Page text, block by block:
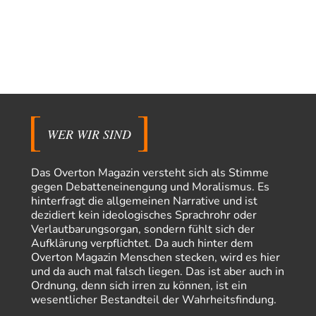
statt Kaffeefahrten in die Lüneburger Heide bald Einschiffungen ab
Ostende zur Abfüllung mit Whiksy samt…
Stefan M
Masseninvasion von Ceuta: Ein organisierter Angriff
Ja ja, das ist der Fluch der schönen neuen Smartphone-Zeit. Einer ruft und
Zehntausende dackeln…
Adel verpflichtetvor 16 Stunden zu:
»Der freie Wille ist ein Mythos«
Vielen Dank, hatte ich nicht auf dem Schirm, weil ich ihn nicht mehr
lese. Beweist…
Schattenland
vor 19 Stunden zu:
Unkabarettistische Anstalten
Dem schließe ich mich 100 pro an - das deutsche politische Kabarett ist
WER WIR SIND
Das Overton Magazin versteht sich als Stimme
gegen Debatteneinengung und Moralismus. Es
hinterfragt die allgemeinen Narrative und ist
dezidiert kein ideologisches Sprachrohr oder
Verlautbarungsorgan, sondern fühlt sich der
Aufklärung verpflichtet. Da auch hinter dem
Overton Magazin Menschen stecken, wird es hier
und da auch mal falsch liegen. Das ist aber auch in
Ordnung, denn sich irren zu können, ist ein
wesentlicher Bestandteil der Wahrheitsfindung.